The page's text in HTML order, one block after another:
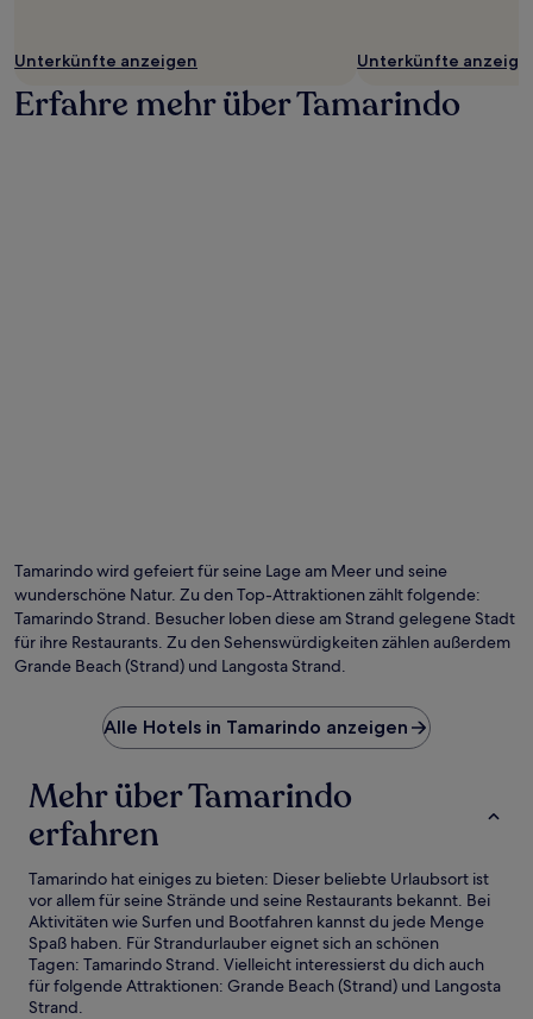
Unterkünfte anzeigen Unterkünfte
Erfahre mehr über Tamarindo
Tamarindo wird gefeiert für seine Lage am Meer und seine
wunderschöne Natur. Zu den Top-Attraktionen zählt folgende:
Tamarindo Strand. Besucher loben diese am Strand gelegene Stadt
für ihre Restaurants. Zu den Sehenswürdigkeiten zählen außerdem
Grande Beach (Strand) und Langosta Strand.
Alle Hotels in Tamarindo anzeigen
Mehr über Tamarindo
erfahren
Tamarindo hat einiges zu bieten: Dieser beliebte Urlaubsort ist
vor allem für seine Strände und seine Restaurants bekannt. Bei
Aktivitäten wie Surfen und Bootfahren kannst du jede Menge
Spaß haben. Für Strandurlauber eignet sich an schönen
Tagen: Tamarindo Strand. Vielleicht interessierst du dich auch
für folgende Attraktionen: Grande Beach (Strand) und Langosta
Strand.